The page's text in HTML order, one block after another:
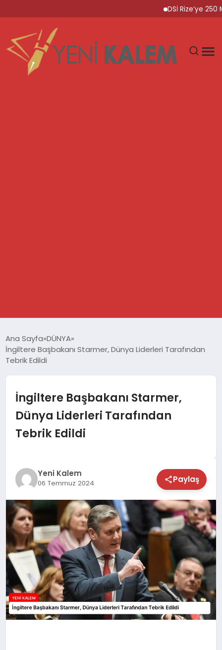
DSİ Rize’ye 250
SPOR
EKONOMİ
YAŞAM
SAĞLIK
MAGAZİN
EĞİTİM
Ana Sayfa DÜNYA
İngiltere Başbakanı Starmer, Dünya Liderleri Tarafından
Tebrik Edildi
İngiltere Başbakanı Starmer,
Dünya Liderleri Tarafından
Tebrik Edildi
Yeni Kalem
06 Temmuz 2024 Paylaş